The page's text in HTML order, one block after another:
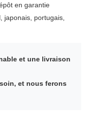
en garantie
japonais, portugais,
et une livraison
et nous ferons